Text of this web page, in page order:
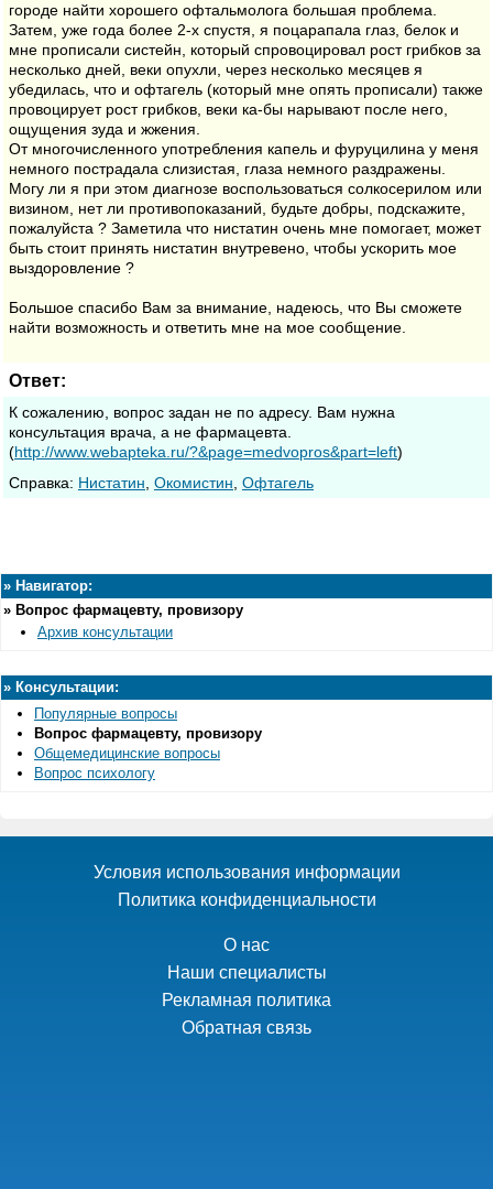
городе найти хорошего офтальмолога большая проблема.
Затем, уже года более 2-х спустя, я поцарапала глаз, белок и
мне прописали систейн, который спровоцировал рост грибков за
несколько дней, веки опухли, через несколько месяцев я
убедилась, что и офтагель (который мне опять прописали) также
провоцирует рост грибков, веки ка-бы нарывают после него,
ощущения зуда и жжения.
От многочисленного употребления капель и фуруцилина у меня
немного пострадала слизистая, глаза немного раздражены.
Могу ли я при этом диагнозе воспользоваться солкосерилом или
визином, нет ли противопоказаний, будьте добры, подскажите,
пожалуйста ? Заметила что нистатин очень мне помогает, может
быть стоит принять нистатин внутревено, чтобы ускорить мое
выздоровление ?
Большое спасибо Вам за внимание, надеюсь, что Вы сможете
найти возможность и ответить мне на мое сообщение.
Ответ:
К сожалению, вопрос задан не по адресу. Вам нужна
консультация врача, а не фармацевта.
(http://www.webapteka.ru/?&page=medvopros&part=left)
Cправка: Нистатин Окомистин Офтагель
» Навигатор:
» Вопрос фармацевту, провизору
Архив консультации
» Консультации:
Популярные вопросы
Вопрос фармацевту, провизору
Общемедицинские вопросы
Вопрос психологу
Условия использования информации
Политика конфиденциальности
О нас
Наши специалисты
Рекламная политика
Обратная связь